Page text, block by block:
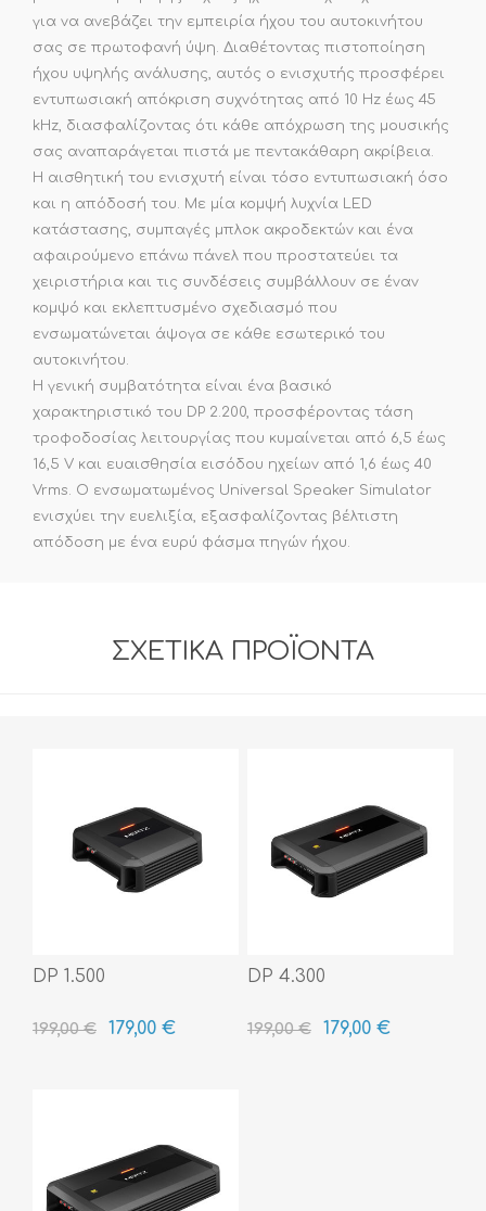
για να ανεβάζει την εμπειρία ήχου του αυτοκινήτου
σας σε πρωτοφανή ύψη. Διαθέτοντας πιστοποίηση
ήχου υψηλής ανάλυσης, αυτός ο ενισχυτής προσφέρει
εντυπωσιακή απόκριση συχνότητας από 10 Hz έως 45
kHz, διασφαλίζοντας ότι κάθε απόχρωση της μουσικής
σας αναπαράγεται πιστά με πεντακάθαρη ακρίβεια.
Η αισθητική του ενισχυτή είναι τόσο εντυπωσιακή όσο
και η απόδοσή του. Με μία κομψή λυχνία LED
κατάστασης, συμπαγές μπλοκ ακροδεκτών και ένα
αφαιρούμενο επάνω πάνελ που προστατεύει τα
χειριστήρια και τις συνδέσεις συμβάλλουν σε έναν
κομψό και εκλεπτυσμένο σχεδιασμό που
ενσωματώνεται άψογα σε κάθε εσωτερικό του
αυτοκινήτου.
Η γενική συμβατότητα είναι ένα βασικό
χαρακτηριστικό του DP 2.200, προσφέροντας τάση
τροφοδοσίας λειτουργίας που κυμαίνεται από 6,5 έως
16,5 V και ευαισθησία εισόδου ηχείων από 1,6 έως 40
Vrms. Ο ενσωματωμένος Universal Speaker Simulator
ενισχύει την ευελιξία, εξασφαλίζοντας βέλτιστη
απόδοση με ένα ευρύ φάσμα πηγών ήχου.
ΣΧΕΤΙΚΆ ΠΡΟΪΌΝΤΑ
DP 1.500
199,00 € 179,00 €
DP 4.300
199,00 € 179,00 €